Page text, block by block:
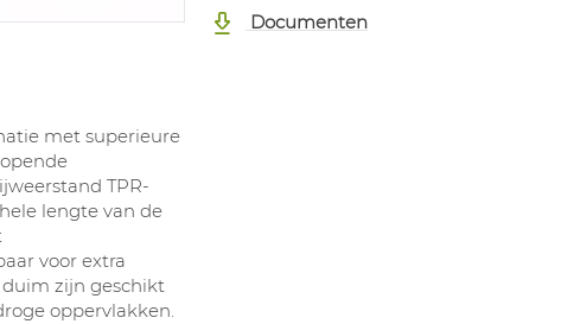
met superieure
TPR-
lengte van de
voor extra
zijn geschikt
oppervlakken.
Documenten